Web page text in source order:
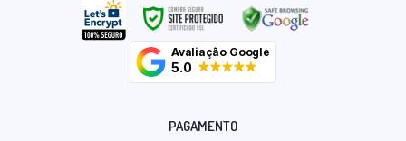
Avaliação Google
5.0
PAGAMENTO